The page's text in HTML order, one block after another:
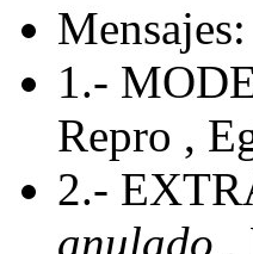
1.-
Repro ,
2.-
anulado ,